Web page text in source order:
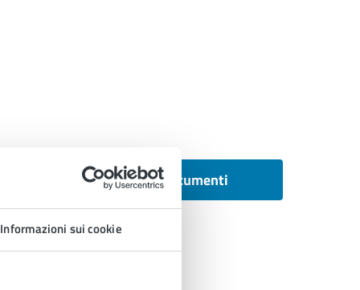
Informazioni sui cookie
Tutti i documenti